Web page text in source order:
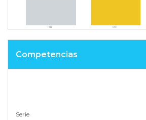
Plata Oro
Competencias
Serie